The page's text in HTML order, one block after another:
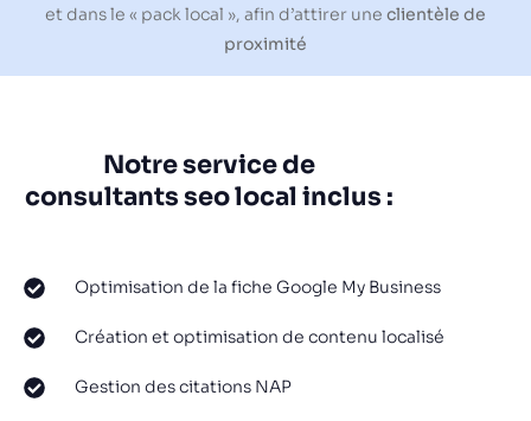
et dans le « pack local », afin d’attirer une clientèle de
proximité
Notre service de
consultants seo local inclus :
Optimisation de la fiche Google My Business
Création et optimisation de contenu localisé
Gestion des citations NAP